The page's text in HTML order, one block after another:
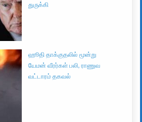
துருக்கி
ஹூதி தாக்குதலில் மூன்று
யேமன் வீரர்கள் பலி, ராணுவ
வட்டாரம் தகவல்